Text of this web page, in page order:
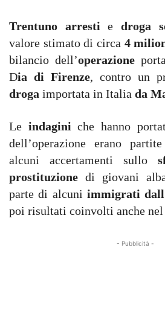
Trentuno arrestiedroga
valore stimato di circa 4
bilancio dell’operazione
Dia di Firenze, contro un
droga importata in Italia da
Le indaginiche hanno
dell’operazione erano partite
alcuni accertamenti sullo
prostituzione di giovani
parte di alcuni immigrati
poi risultati coinvolti anche
- Pubblicità -